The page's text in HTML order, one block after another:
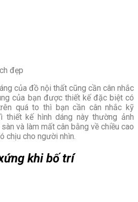
đẹp
của đồ nội thất cũng cần cân nhắc
của bạn được thiết kế đặc biệt có
quá to thì bạn cần cân nhắc kỹ
kế hình dáng này thường ảnh
và làm mất cân bằng về chiều cao
chịu cho người nhìn.
khi bố trí